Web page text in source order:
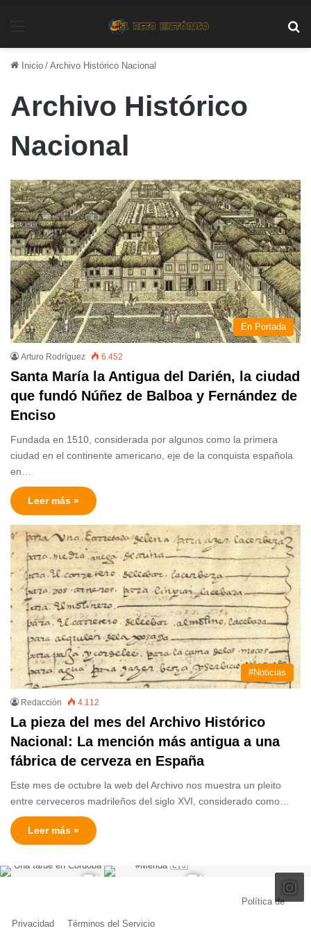
Inicio / Archivo Histórico Nacional
Archivo Histórico
Nacional
En Portada
Arturo Rodríguez 6.452
Santa María la Antigua del Darién, la ciudad
que fundó Núñez de Balboa y Fernández de
Enciso
Fundada en 1510, considerada por algunos como la primera
ciudad en el continente americano, eje de la conquista española
en…
Leer más »
#Noticias
Redacción 4.112
La pieza del mes del Archivo Histórico
Nacional: La mención más antigua a una
fábrica de cerveza en España
Este mes de octubre la web del Archivo nos muestra un pleito
entre cerveceros madrileños del siglo XVI, considerado como…
Leer más »
Política de
Privacidad Términos del Servicio